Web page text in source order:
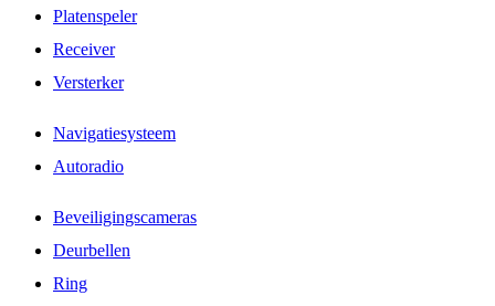
Platenspeler
Receiver
Versterker
Navigatiesysteem
Autoradio
Beveiligingscameras
Deurbellen
Ring